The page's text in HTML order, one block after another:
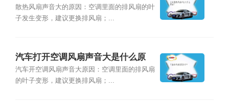
散热风扇声音大的原因：空调里面的排风扇的叶
子发生变形，建议更换排风扇；...
汽车打开空调风扇声音大是什么原
因？
汽车开空调风扇声音大原因：空调里面的排风扇
的叶子变形，建议更换排风扇；...